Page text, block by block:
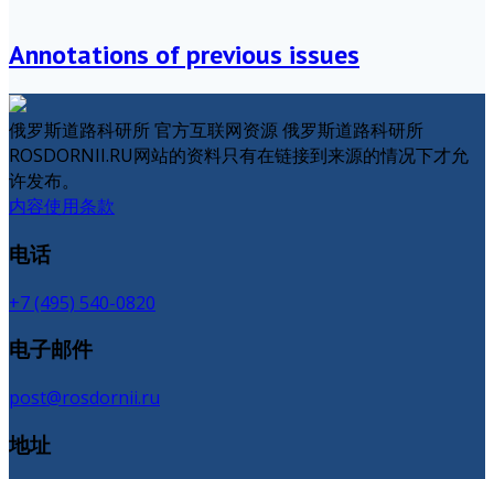
Annotations of previous issues
俄罗斯道路科研所 官方互联网资源 俄罗斯道路科研所
ROSDORNII.RU网站的资料只有在链接到来源的情况下才允
许发布。
内容使用条款
电话
+7 (495) 540-0820
电子邮件
post@rosdornii.ru
地址